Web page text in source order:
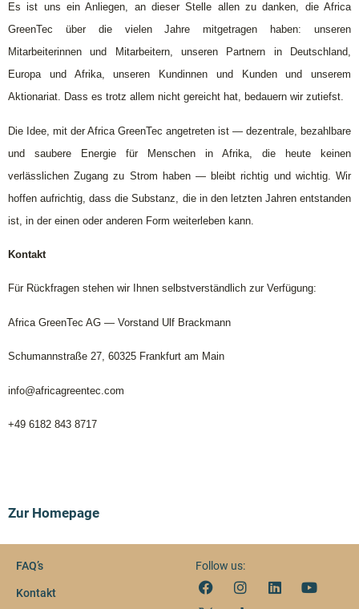
Es ist uns ein Anliegen, an dieser Stelle allen zu danken, die Africa
GreenTec über die vielen Jahre mitgetragen haben: unseren
Mitarbeiterinnen und Mitarbeitern, unseren Partnern in Deutschland,
Europa und Afrika, unseren Kundinnen und Kunden und unserem
Aktionariat. Dass es trotz allem nicht gereicht hat, bedauern wir zutiefst.
Die Idee, mit der Africa GreenTec angetreten ist — dezentrale, bezahlbare
und saubere Energie für Menschen in Afrika, die heute keinen
verlässlichen Zugang zu Strom haben — bleibt richtig und wichtig. Wir
hoffen aufrichtig, dass die Substanz, die in den letzten Jahren entstanden
ist, in der einen oder anderen Form weiterleben kann.
Kontakt
Für Rückfragen stehen wir Ihnen selbstverständlich zur Verfügung:
Africa GreenTec AG — Vorstand Ulf Brackmann
Schumannstraße 27, 60325 Frankfurt am Main
info@africagreentec.com
+49 6182 843 8717
Zur Homepage
FAQ’s
Kontakt
Follow us: